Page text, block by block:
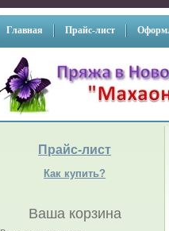
Главная Прайс-лист
Прайс-лист
Как купить?
Ваша корзина